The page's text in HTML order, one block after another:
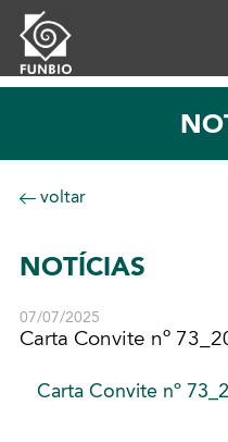
voltar
NOTÍCIAS
07/07/2025
Carta Convite nº
Carta Convite nº